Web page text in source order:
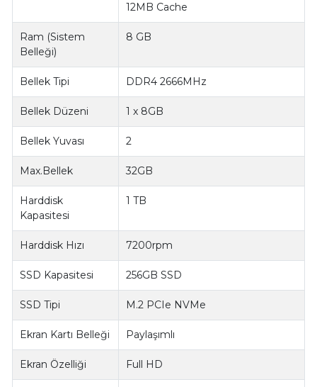
12MB Cache
Ram (Sistem
Belleği)
8 GB
Bellek Tipi DDR4 2666MHz
Bellek Düzeni 1 x 8GB
Bellek Yuvası 2
Max.Bellek 32GB
Harddisk
Kapasitesi
1 TB
Harddisk Hızı 7200rpm
SSD Kapasitesi 256GB SSD
SSD Tipi M.2 PCIe NVMe
Ekran Kartı Belleği Paylaşımlı
Ekran Özelliği Full HD